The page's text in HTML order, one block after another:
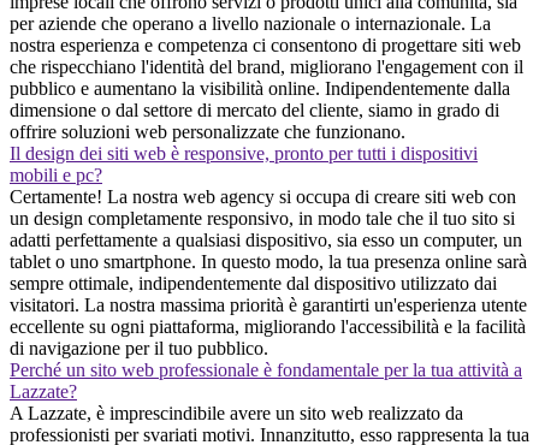
per aziende che operano a livello nazionale o internazionale. La
nostra esperienza e competenza ci consentono di progettare siti web
che rispecchiano l'identità del brand, migliorano l'engagement con il
pubblico e aumentano la visibilità online. Indipendentemente dalla
dimensione o dal settore di mercato del cliente, siamo in grado di
offrire soluzioni web personalizzate che funzionano.
Il design dei siti web è responsive, pronto per tutti i dispositivi
mobili e pc?
Certamente! La nostra web agency si occupa di creare siti web con
un design completamente responsivo, in modo tale che il tuo sito si
adatti perfettamente a qualsiasi dispositivo, sia esso un computer, un
tablet o uno smartphone. In questo modo, la tua presenza online sarà
sempre ottimale, indipendentemente dal dispositivo utilizzato dai
visitatori. La nostra massima priorità è garantirti un'esperienza utente
eccellente su ogni piattaforma, migliorando l'accessibilità e la facilità
di navigazione per il tuo pubblico.
Perché un sito web professionale è fondamentale per la tua attività a
Lazzate?
A Lazzate, è imprescindibile avere un sito web realizzato da
professionisti per svariati motivi. Innanzitutto, esso rappresenta la tua